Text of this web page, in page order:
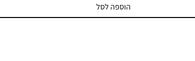
הוספה לסל